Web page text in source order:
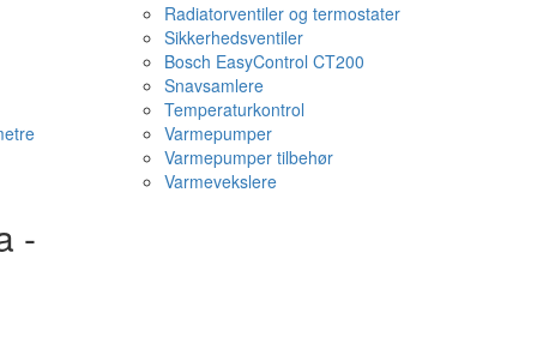
Radiatorventiler og termostater
Sikkerhedsventiler
Bosch EasyControl CT200
Snavsamlere
Temperaturkontrol
Varmepumper
Varmepumper tilbehør
Varmevekslere
-